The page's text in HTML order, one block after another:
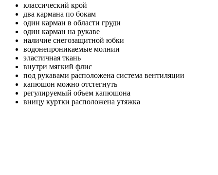
классический крой
два кармана по бокам
один карман в области груди
один карман на рукаве
наличие снегозащитной юбки
водонепроникаемые молнии
эластичная ткань
внутри мягкий флис
под рукавами расположена система вентиляции
капюшон можно отстегнуть
регулируемый объем капюшона
вницу куртки расположена утяжка